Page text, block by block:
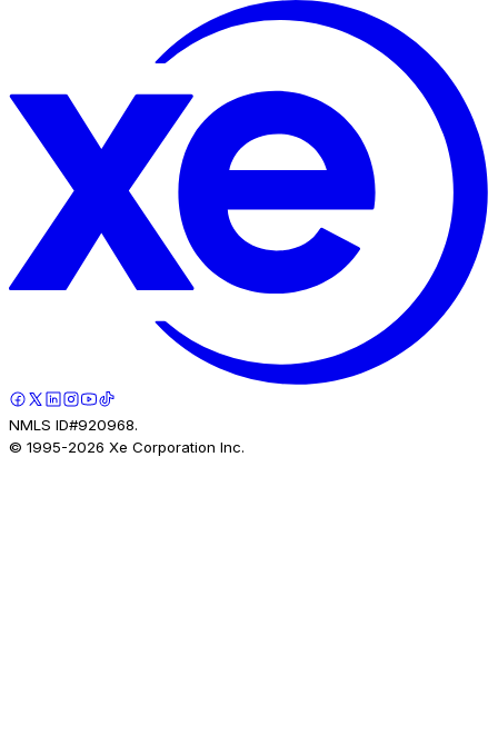
NMLS ID#920968.
© 1995-2026 Xe Corporation Inc.